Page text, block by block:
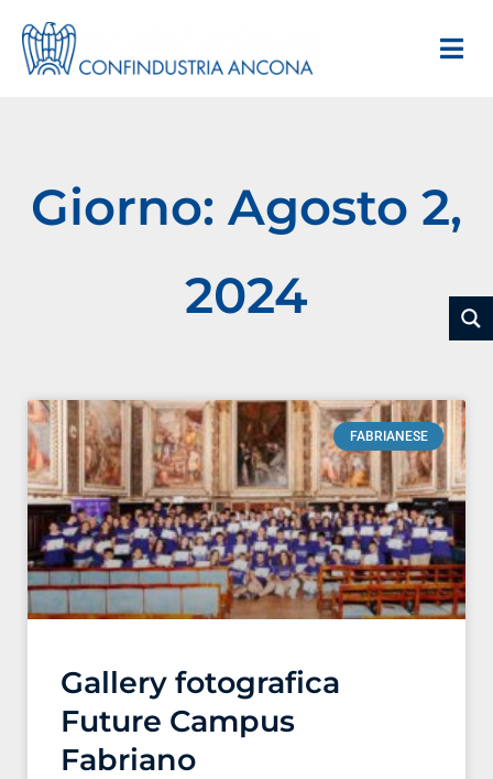
Giorno: Agosto 2,
2024
FABRIANESE
Gallery fotografica
Future Campus
Fabriano